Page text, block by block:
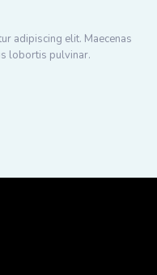
adipiscing elit. Maecenas
lobortis pulvinar.